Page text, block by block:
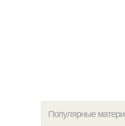
Популярные